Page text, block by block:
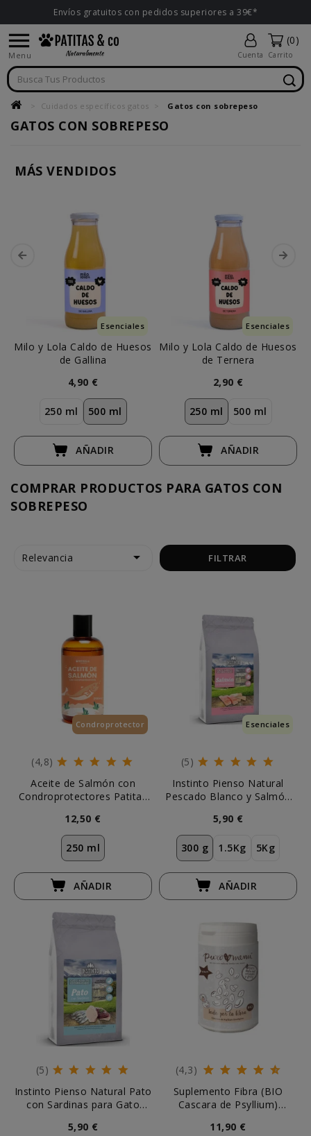
Envíos gratuitos con pedidos superiores a 39€*

Menu Cuenta
(0)
Carrito
Cuidados específicos gatos Gatos con sobrepeso
GATOS CON SOBREPESO
MÁS VENDIDOS
Esenciales
Milo y Lola Caldo de Huesos
de Gallina
4,90 €
250 ml 500 ml
AÑADIR
Esenciales
Milo y Lola Caldo de Huesos
de Ternera
2,90 €
250 ml 500 ml
AÑADIR
COMPRAR PRODUCTOS PARA GATOS CON
SOBREPESO
Relevancia  FILTRAR
Esenciales
Condroprotector
(4,8)
Aceite de Salmón con
Condroprotectores Patitas
12,50 €
250 ml
AÑADIR
Esenciales
(5)
Instinto Pienso Natural
Pescado Blanco y Salmón
5,90 €
300 g 1.5Kg 5Kg
AÑADIR
(5)
Instinto Pienso Natural Pato
con Sardinas para Gato
5,90 €
(4,3)
Suplemento Fibra (BIO
Cascara de Psyllium)
11,90 €